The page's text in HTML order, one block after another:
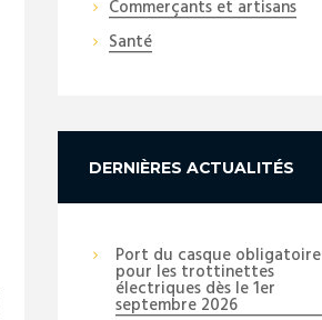
Commerçants et artisans
Santé
DERNIÈRES ACTUALITÉS
Port du casque obligatoire
pour les trottinettes
électriques dès le 1er
septembre 2026